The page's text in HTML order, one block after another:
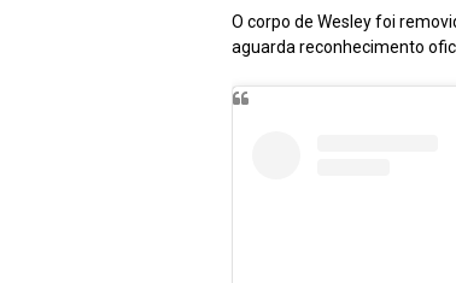
O corpo de Wesley foi
aguarda reconhecimento